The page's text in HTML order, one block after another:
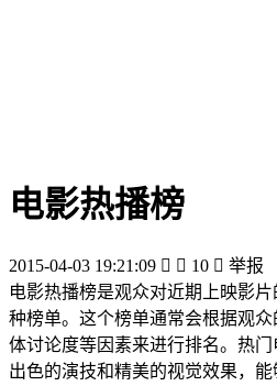
电影热播榜
2015-04-03 19:21:09   10  举报
电影热播榜是观众对近期上映影
种榜单。这个榜单通常会根据观
体讨论度等因素来进行排名。热门
出色的演技和精美的视觉效果，